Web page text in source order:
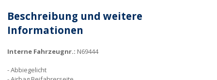
Beschreibung und weitere
Informationen
Interne Fahrzeugnr.: N69444
Abbiegelicht